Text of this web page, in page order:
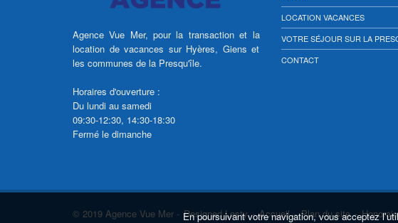
Agence Vue Mer, pour la transaction et la
location de vacances sur Hyères, Giens et
les communes de la Presqu'île.
Horaires d'ouverture :
Du lundi au samedi
09:30-12:30, 14:30-18:30
Fermé le dimanche
LOCATION VACANCES
VOTRE SÉJOUR SUR LA
CONTACT
© 2019 Agence Vue Mer - Designed Lesty-Accueil-Plan du site-
En poursuivant votre navigation, vous acceptez